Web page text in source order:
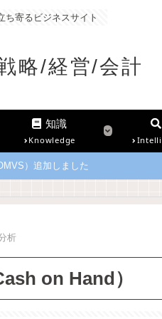
ち寄るビジネスサイト
略/経営/会計
知識
Knowledge
）追加しました
析
on Hand）